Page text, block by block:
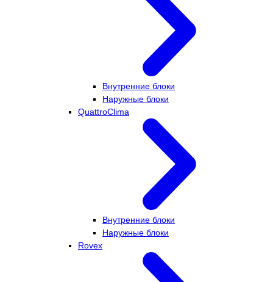
Внутренние блоки
Наружные блоки
QuattroClima
Внутренние блоки
Наружные блоки
Rovex